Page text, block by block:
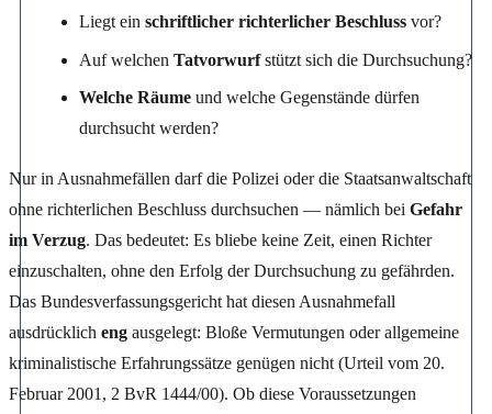
Liegt ein schriftlicher richterlicher Beschluss vor?
Auf welchen Tatvorwurfstützt sich die Durchsuchung?
Welche Räume und welche Gegenstände dürfen
durchsucht werden?
Nur in Ausnahmefällen darf die Polizei oder die Staatsanwaltschaft
ohne richterlichen Beschluss durchsuchen — nämlich bei Gefahr
im Verzug. Das bedeutet: Es bliebe keine Zeit, einen Richter
einzuschalten, ohne den Erfolg der Durchsuchung zu gefährden.
Das Bundesverfassungsgericht hat diesen Ausnahmefall
ausdrücklich eng ausgelegt: Bloße Vermutungen oder allgemeine
kriminalistische Erfahrungssätze genügen nicht (Urteil vom 20.
Februar 2001, 2 BvR 1444/00). Ob diese Voraussetzungen